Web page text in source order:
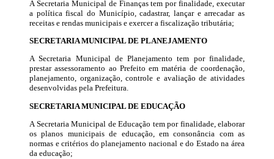
A Secretaria Municipal de Finanças tem por finalidade, executar
a política fiscal do Município, cadastrar, lançar e arrecadar as
receitas e rendas municipais e exercer a fiscalização tributária;
SECRETARIA MUNICIPAL DE PLANEJAMENTO
A Secretaria Municipal de Planejamento tem por finalidade,
prestar assessoramento ao Prefeito em matéria de coordenação,
planejamento, organização, controle e avaliação de atividades
desenvolvidas pela Prefeitura.
SECRETARIA MUNICIPAL DE EDUCAÇÃO
A Secretaria Municipal de Educação tem por finalidade, elaborar
os planos municipais de educação, em consonância com as
normas e critérios do planejamento nacional e do Estado na área
da educação;